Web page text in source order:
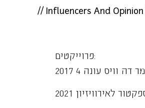
// Influencers And
פרוייקטים:
גמר דה וויס עונה 4
לאירוויזיון